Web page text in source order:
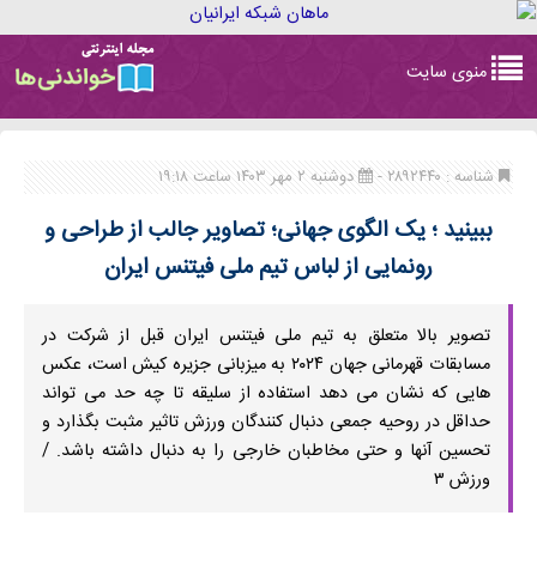
navigation
منوی سایت
شناسه : ۲۸۹۲۴۴۰ - دوشنبه ۲ مهر ۱۴۰۳ ساعت ۱۹:۱۸
ببینید ؛ یک الگوی جهانی؛ تصاویر جالب از طراحی و
رونمایی از لباس تیم ملی فیتنس ایران
تصویر بالا متعلق به تیم ملی فیتنس ایران قبل از شرکت در
مسابقات قهرمانی جهان ٢٠٢٤ به میزبانی جزیره کیش است، عکس
هایی که نشان می دهد استفاده از سلیقه تا چه حد می تواند
حداقل در روحیه جمعی دنبال کنندگان ورزش تاثیر مثبت بگذارد و
تحسین آنها و حتی مخاطبان خارجی را به دنبال داشته باشد. /
ورزش ۳